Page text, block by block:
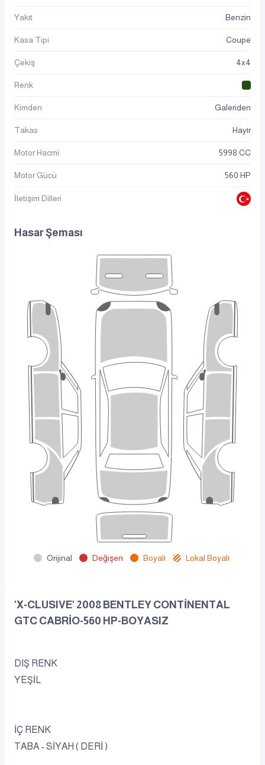
Yakıt Benzin
Kasa Tipi Coupe
Çekiş 4x4
Renk
Kimden Galeriden
Takas Hayır
Motor Hacmi 5998 CC
Motor Gücü 560 HP
İletişim Dilleri
Hasar Şeması
Orijinal Değişen Boyalı Lokal Boyalı
'X-CLUSIVE' 2008 BENTLEY CONTİNENTAL
GTC CABRİO-560 HP-BOYASIZ
DIŞ RENK
YEŞİL
İÇ RENK
TABA - SİYAH ( DERİ )